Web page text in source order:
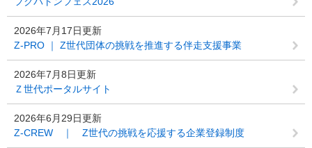
2026年7月17日更新
Z-PRO ｜ Z世代団体の挑戦を推進する伴走支援事業
2026年7月8日更新
Ｚ世代ポータルサイト
2026年6月29日更新
Z-CREW ｜ Z世代の挑戦を応援する企業登録制度